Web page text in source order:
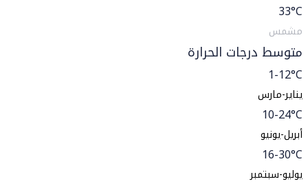
33°C
مشمس
متوسط درجات الحرارة
1-12°C
يناير-مارس
10-24°C
أبريل-يونيو
16-30°C
يوليو-سبتمبر